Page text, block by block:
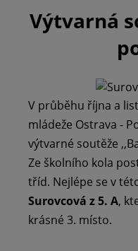
Výtvarná
V průběhu října a
mládeže Ostrava -
výtvarné soutěže
Ze školního kola
tříd. Nejlépe se v
Surovcová z 5. A,
krásné 3. místo.